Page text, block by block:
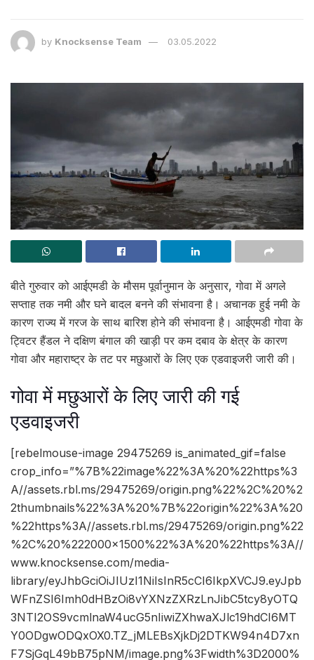
by Knocksense Team 03.05.2022
बीते गुरुवार को आईएमडी के मौसम पूर्वानुमान के अनुसार, गोवा में अगले
सप्ताह तक नमी और घने बादल बनने की संभावना है। अचानक हुई नमी के
कारण राज्य में गरज के साथ बारिश होने की संभावना है। आईएमडी गोवा के
ट्विटर हैंडल ने दक्षिण बंगाल की खाड़ी पर कम दबाव के क्षेत्र के कारण
गोवा और महाराष्ट्र के तट पर मछुआरों के लिए एक एडवाइजरी जारी की।
गोवा में मछुआरों के लिए जारी की गई
एडवाइजरी
[rebelmouse-image 29475269 is_animated_gif=false
crop_info=”%7B%22image%22%3A%20%22https%3
A//assets.rbl.ms/29475269/origin.png%22%2C%20%2
2thumbnails%22%3A%20%7B%22origin%22%3A%20
%22https%3A//assets.rbl.ms/29475269/origin.png%22
%2C%20%222000×1500%22%3A%20%22https%3A//
www.knocksense.com/media-
library/eyJhbGciOiJIUzI1NiIsInR5cCI6IkpXVCJ9.eyJpb
WFnZSI6Imh0dHBzOi8vYXNzZXRzLnJibC5tcy8yOTQ
3NTI2OS9vcmlnaW4ucG5nIiwiZXhwaXJlc19hdCI6MT
Y0ODgwODQxOX0.TZ_jMLEBsXjkDj2DTKW94n4D7xn
F7SjGqL49bB75pNM/image.png%3Fwidth%3D2000%